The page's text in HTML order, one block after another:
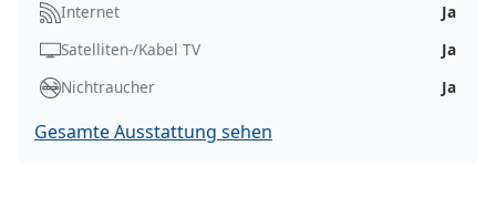
Internet
Ja
Satelliten-/Kabel TV
Ja
Nichtraucher
Ja
Gesamte Ausstattung sehen